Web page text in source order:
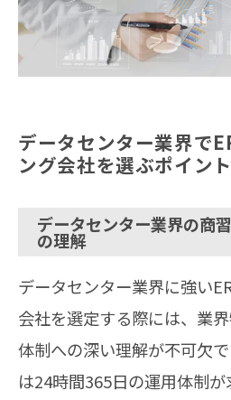
データセンター業界で
ング会社を選ぶポイント
データセンター業界の商
の理解
データセンター業界に強い
会社を選定する際には、業
体制への深い理解が不可欠
は24時間365日の運用体制